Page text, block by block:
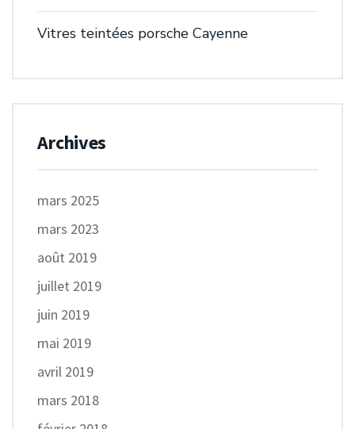
Vitres teintées porsche Cayenne
Archives
mars 2025
mars 2023
août 2019
juillet 2019
juin 2019
mai 2019
avril 2019
mars 2018